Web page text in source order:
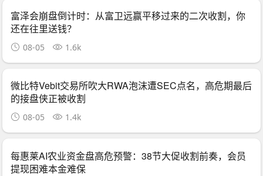
富泽会崩盘倒计时：从富卫远赢平移过来的二次收割，你
还在往里送钱？
08-05 1.6k
微比特Vebit交易所吹大RWA泡沫遭SEC点名，高危期最后
的接盘侠正被收割
08-05 1.4k
每惠莱AI农业资金盘高危预警：38节大促收割前奏，会员
提现困难本金难保